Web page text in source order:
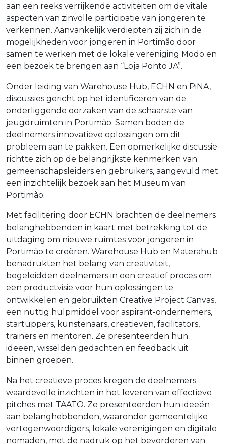
aan een reeks verrijkende activiteiten om de vitale
aspecten van zinvolle participatie van jongeren te
verkennen. Aanvankelijk verdiepten zij zich in de
mogelijkheden voor jongeren in Portimão door
samen te werken met de lokale vereniging Modo en
een bezoek te brengen aan “Loja Ponto JA”.
Onder leiding van Warehouse Hub, ECHN en PiNA,
discussies gericht op het identificeren van de
onderliggende oorzaken van de schaarste van
jeugdruimten in Portimão. Samen boden de
deelnemers innovatieve oplossingen om dit
probleem aan te pakken. Een opmerkelijke discussie
richtte zich op de belangrijkste kenmerken van
gemeenschapsleiders en gebruikers, aangevuld met
een inzichtelijk bezoek aan het Museum van
Portimão.
Met facilitering door ECHN brachten de deelnemers
belanghebbenden in kaart met betrekking tot de
uitdaging om nieuwe ruimtes voor jongeren in
Portimão te creëren. Warehouse Hub en Materahub
benadrukten het belang van creativiteit,
begeleidden deelnemers in een creatief proces om
een productvisie voor hun oplossingen te
ontwikkelen en gebruikten Creative Project Canvas,
een nuttig hulpmiddel voor aspirant-ondernemers,
startuppers, kunstenaars, creatieven, facilitators,
trainers en mentoren. Ze presenteerden hun
ideeën, wisselden gedachten en feedback uit
binnen groepen.
Na het creatieve proces kregen de deelnemers
waardevolle inzichten in het leveren van effectieve
pitches met TAATO. Ze presenteerden hun ideeën
aan belanghebbenden, waaronder gemeentelijke
vertegenwoordigers, lokale verenigingen en digitale
nomaden, met de nadruk op het bevorderen van